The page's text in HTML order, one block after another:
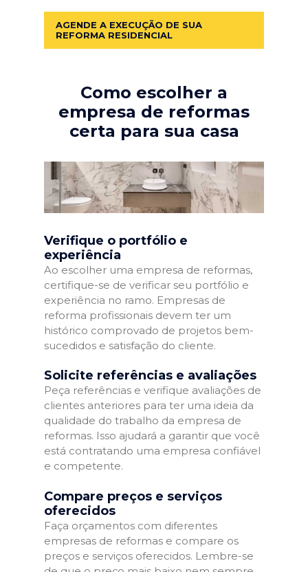
AGENDE A EXECUÇÃO DE SUA
REFORMA RESIDENCIAL
Como escolher a
empresa de reformas
certa para sua casa
Verifique o portfólio e
experiência
Ao escolher uma empresa de reformas,
certifique-se de verificar seu portfólio e
experiência no ramo. Empresas de
reforma profissionais devem ter um
histórico comprovado de projetos bem-
sucedidos e satisfação do cliente.
Solicite referências e avaliações
Peça referências e verifique avaliações de
clientes anteriores para ter uma ideia da
qualidade do trabalho da empresa de
reformas. Isso ajudará a garantir que você
está contratando uma empresa confiável
e competente.
Compare preços e serviços
oferecidos
Faça orçamentos com diferentes
empresas de reformas e compare os
preços e serviços oferecidos. Lembre-se